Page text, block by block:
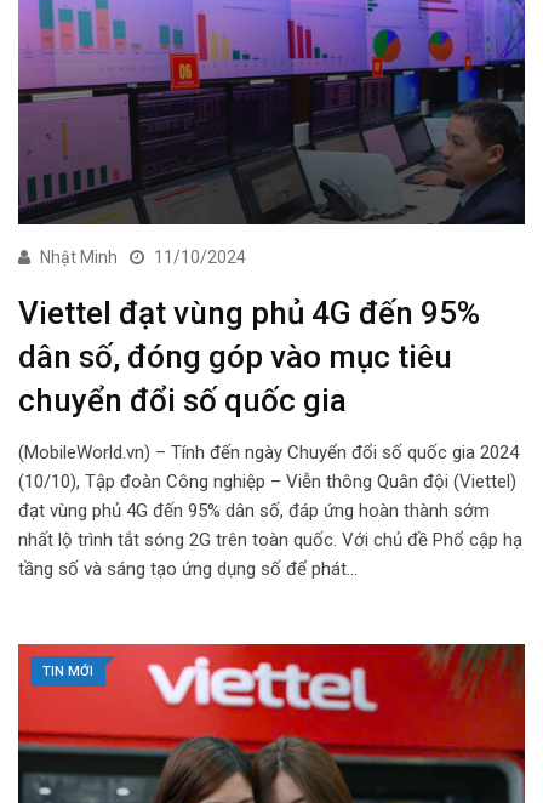
Nhật Minh 11/10/2024
Viettel đạt vùng phủ 4G đến 95%
dân số, đóng góp vào mục tiêu
chuyển đổi số quốc gia
(MobileWorld.vn) – Tính đến ngày Chuyển đổi số quốc gia 2024
(10/10), Tập đoàn Công nghiệp – Viễn thông Quân đội (Viettel)
đạt vùng phủ 4G đến 95% dân số, đáp ứng hoàn thành sớm
nhất lộ trình tắt sóng 2G trên toàn quốc. Với chủ đề Phổ cập hạ
tầng số và sáng tạo ứng dụng số để phát…
TIN MỚI